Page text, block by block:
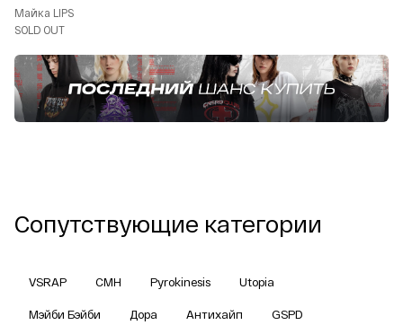
Майка LIPS
SOLD OUT
Сопутствующие категории
VSRAP CMH Pyrokinesis Utopia
Мэйби Бэйби Дора Антихайп GSPD